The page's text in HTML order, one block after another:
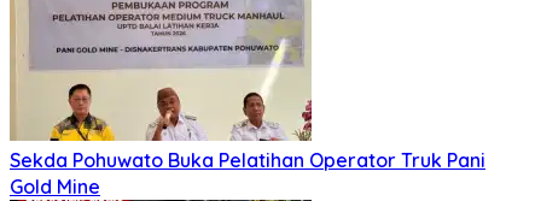
Sekda Pohuwato Buka Pelatihan Operator Truk Pani
Gold Mine